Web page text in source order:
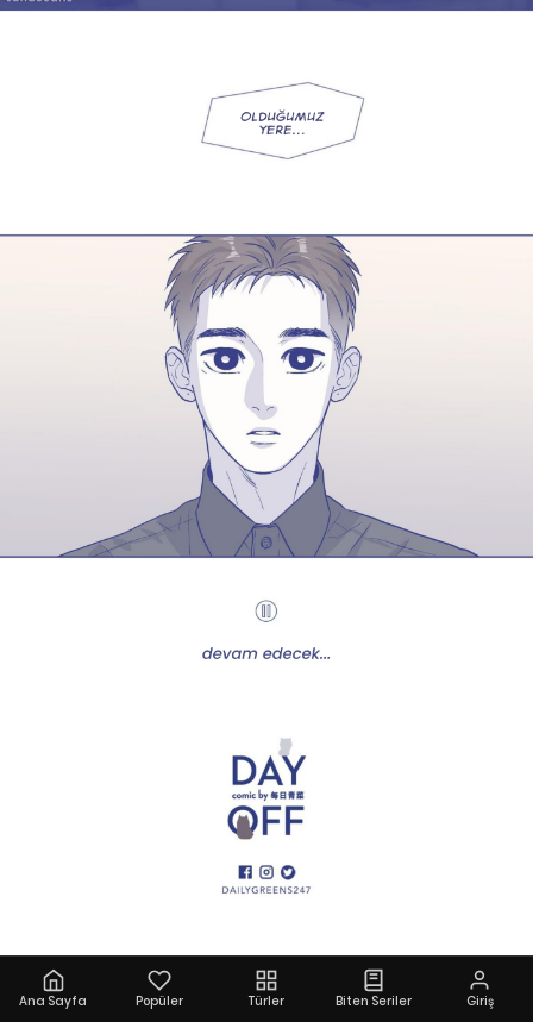
Ana Sayfa Popüler Türler Biten Seriler Giriş